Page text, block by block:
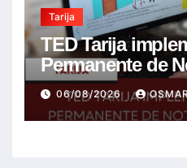
Tarija
TED Tarija
Permanente de
Notarios
06/08/2026